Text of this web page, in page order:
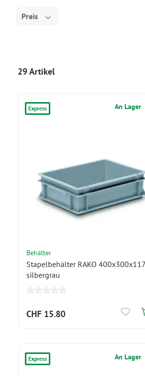
Preis
29 Artikel
Express An Lager
Behälter
Stapelbehälter RAKO 400x300x117
silbergrau
CHF 15.80
Express An Lager